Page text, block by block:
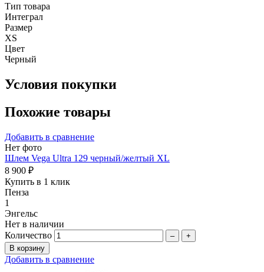
Тип товара
Интеграл
Размер
XS
Цвет
Черный
Условия покупки
Похожие товары
Добавить в сравнение
Нет фото
Шлем Vega Ultra 129 черный/желтый XL
8 900 ₽
Купить в 1 клик
Пенза
1
Энгельс
Нет в наличии
Количество
– +
Добавить в сравнение